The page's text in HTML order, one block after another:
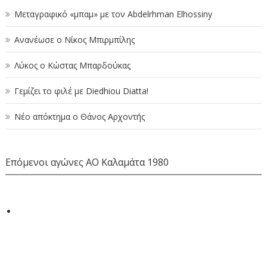
Μεταγραφικό «μπαμ» με τον Abdelrhman Elhossiny
Ανανέωσε ο Νίκος Μπιρμπίλης
Λύκος ο Κώστας Μπαρδούκας
Γεμίζει το φιλέ με Diedhiou Diatta!
Νέο απόκτημα ο Θάνος Αρχοντής
Επόμενοι αγώνες ΑΟ Καλαμάτα 1980